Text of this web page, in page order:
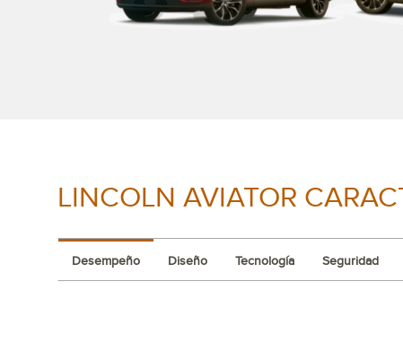
LINCOLN AVIATOR
Desempeño Diseño Tecnología Seguridad